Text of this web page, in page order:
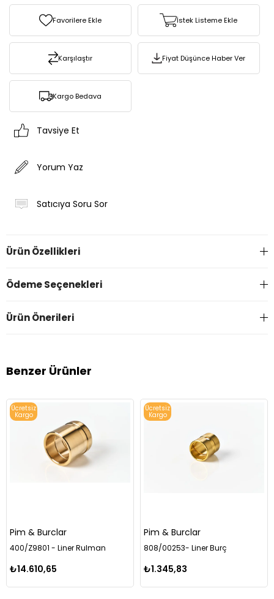
Favorilere Ekle İstek Listeme Ekle
Karşılaştır Fiyat Düşünce Haber Ver
Kargo Bedava
Tavsiye Et
Yorum Yaz
Satıcıya Soru Sor
Ürün Özellikleri
Ödeme Seçenekleri
Ürün Önerileri
Benzer Ürünler
Pim & Burclar
400/Z9801 - Liner Rulman
₺14.610,65
Ücretsiz
Kargo
Pim & Burclar
808/00253- Liner Burç
₺1.345,83
Ücretsiz
Kargo